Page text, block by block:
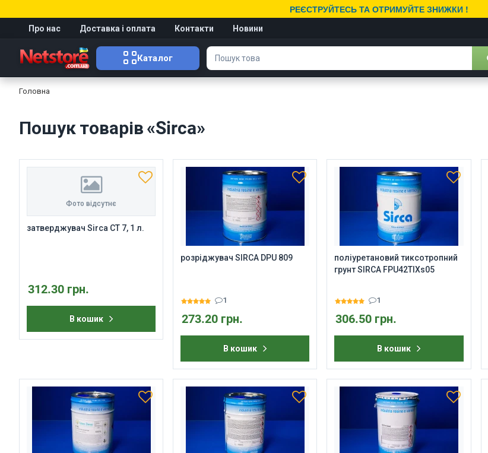
РЕЄСТРУЙТЕСЬ ТА ОТРИМУЙТЕ ЗНИЖКИ !
Про нас Доставка і оплата Контакти Новини
Каталог
Головна
Пошук товарів «Sirca»
Фото відсутнє
затверджувач Sirca CT 7, 1 л.
312.30 грн.
В кошик
розріджувач SIRCA DPU 809
273.20 грн.
1
В кошик
поліуретановий тиксотропний
грунт SIRCA FPU42TIXs05
306.50 грн.
1
В кошик